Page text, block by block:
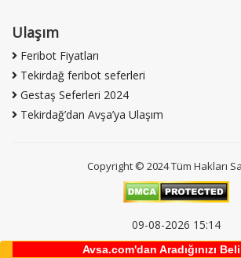
Avsa.com'dan Aradığınızı
Ulaşım
Feribot Fiyatları
Tekirdağ feribot seferleri
Gestaş Seferleri 2024
Tekirdağ’dan Avşa’ya Ulaşım
Copyright © 2024 Tüm Hakları
09-08-2026 15:14
Avşa'dan iyi günler!